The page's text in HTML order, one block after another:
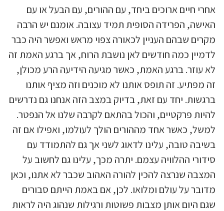
אחרי חיים ארוכים ביחד, עם ההורים, עם הבעל או עם
האישה, הפרידה הסופית תמיד עצובה. אומנם יש הרבה
מקרים שבהם העניין לכאורה צפוי מראש ואפשר היה כבר
לדמיין כמה חודשים לאן נושבת הרוח, אך ברגע האמת זה
לא עוזר. ברגע האמת, כאשר מגיעה הידיעה הרע מכולן,
זה מפתיע. זה תופס אותנו לא מוכנים וזה מציף אותנו
ברגשות. יחד עם זאת, בדיוק במצב הזה אנחנו גם נדרשים
להיות פרקטיים, והכול בהתאם לקרבה שלנו אל הנפטר.
למשל, כאשר אחד מההורים הולך לעולמו, ואפילו אם זה
בשיבה טובה, עלינו לדאוג לשני אך גם להתמודד עם
סידורי ההלוויה עצמם. יתרה מכך, עלינו גם לחשוב על
המצבה שנרצה להכין להורה האהוב שכבר לא אתנו, וכאן
מדובר על עולם ומלואו. לכן, אם באמת הייתם סבורים
שגם היום אותן מצבות פשוטות ורגילות שנהוג היה לראות